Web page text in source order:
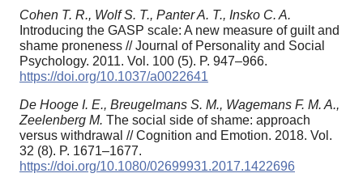
Cohen T. R., Wolf S. T., Panter A. T., Insko C. A.
Introducing the GASP scale: A new measure of guilt and
shame proneness // Journal of Personality and Social
Psychology. 2011. Vol. 100 (5). P. 947–966.
https://doi.org/10.1037/a0022641
De Hooge I. E., Breugelmans S. M., Wagemans F. M. A.,
Zeelenberg M. The social side of shame: approach
versus withdrawal // Cognition and Emotion. 2018. Vol.
32 (8). P. 1671–1677.
https://doi.org/10.1080/02699931.2017.1422696